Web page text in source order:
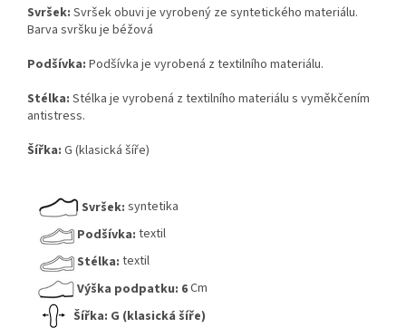
Svršek: Svršek obuvi je vyrobený ze syntetického materiálu.
Barva svršku je béžová
Podšívka: Podšívka je vyrobená z textilního materiálu.
Stélka: Stélka je vyrobená z textilního materiálu s vyměkčením
antistress.
Šířka: G (klasická šíře)
Svršek: syntetika
Podšívka: textil
Stélka: textil
Výška podpatku: 6Cm
Šířka: G (klasická šíře)